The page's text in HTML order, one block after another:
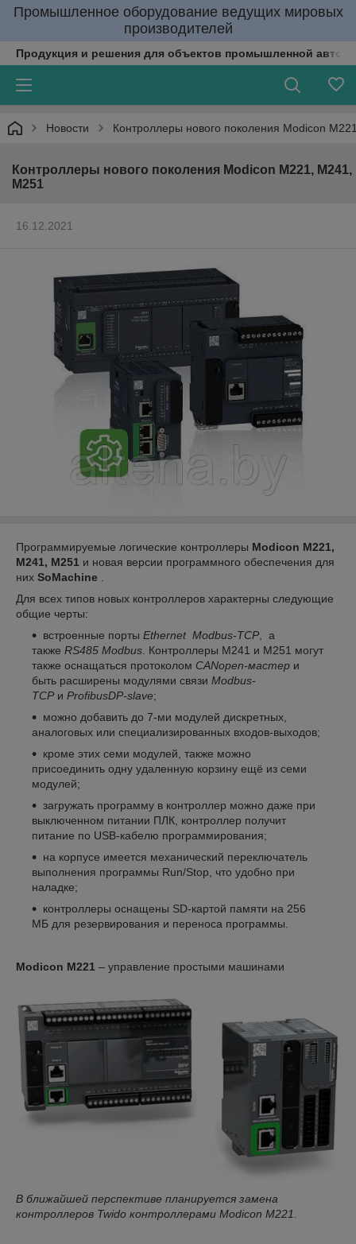
Промышленное оборудование ведущих мировых
производителей
Продукция и решения для объектов промышленной
Новости Контроллеры нового поколения Modicon
Контроллеры нового поколения Modicon M221, M241,
M251
16.12.2021
Программируемые логические контроллеры Modicon M221,
M241, M251 и новая версии программного обеспечения для
них SoMachine
Для всех типов новых контроллеров характерны следующие
общие черты:
встроенные порты Ethernet Modbus-TCP , а
также RS485 Modbus . Контроллеры M241 и M251 могут
также оснащаться протоколом CANopen-мастер и
быть расширены модулями связи Modbus-
TCP и ProfibusDP-slave;
можно добавить до 7-ми модулей дискретных,
аналоговых или специализированных входов-выходов;
кроме этих семи модулей, также можно
присоединить одну удаленную корзину ещё из семи
модулей;
загружать программу в контроллер можно даже при
выключенном питании ПЛК, контроллер получит
питание по USB-кабелю программирования;
на корпусе имеется механический переключатель
выполнения программы Run/Stop, что удобно при
наладке;
контроллеры оснащены SD-картой памяти на 256
МБ для резервирования и переноса программы.
Modicon M221 – управление простыми машинами
В ближайшей перспективе планируется замена
контроллеров Twido контроллерами Modicon M221.